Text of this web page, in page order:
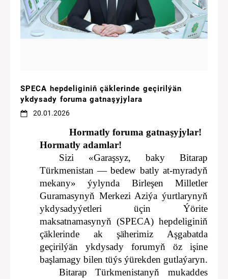
SPECA hepdeliginiň çäklerinde geçirilýän
ykdysady foruma gatnaşyjylara
20.01.2026
Hormatly foruma gatnaşyjylar!
Hormatly adamlar!
Sizi «Garaşsyz, baky Bitarap
Türkmenistan — bedew batly at-myradyň
mekany» ýylynda Birleşen Milletler
Guramasynyň Merkezi Aziýa ýurtlarynyň
ykdysadyýetleri üçin Ýörite
maksatnamasynyň (SPECA) hepdeliginiň
çäklerinde ak şäherimiz Aşgabatda
geçirilýän ykdysady forumyň öz işine
başlamagy bilen tüýs ýürekden gutlaýaryn.
Bitarap Türkmenistanyň mukaddes